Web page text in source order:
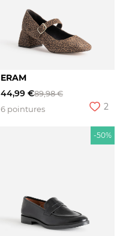
ERAM
44,99 €89,98 €
6 pointures
2
-50%